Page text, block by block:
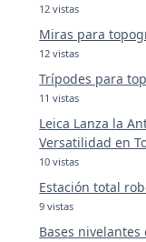
12 vistas
Miras para
12 vistas
Trípodes para
11 vistas
Leica Lanza la
Versatilidad en
10 vistas
Estación total
9 vistas
Bases